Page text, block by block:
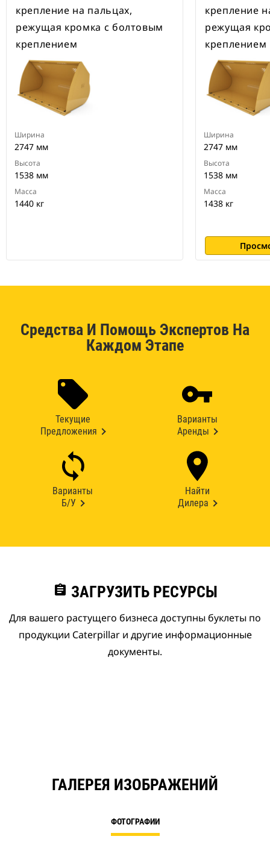
крепление на пальцах,
режущая кромка с болтовым
креплением
Ширина
2747 мм
Высота
1538 мм
Масса
1440 кг
крепление
режущая
креплением
Ширина
2747 мм
Высота
1538 мм
Масса
1438 кг
Средства И Помощь Экспертов На
Каждом Этапе
Текущие
Предложения
Варианты
Аренды
Варианты
Б/У
Найти
Дилера
assignment ЗАГРУЗИТЬ РЕСУРСЫ
Для вашего растущего бизнеса доступны буклеты по
продукции Caterpillar и другие информационные
документы.
ГАЛЕРЕЯ ИЗОБРАЖЕНИЙ
ФОТОГРАФИИ